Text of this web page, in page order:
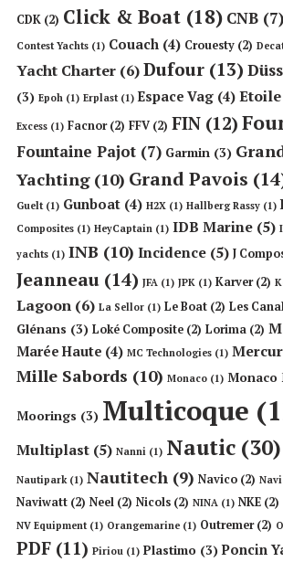
CDK (2) Click & Boat (18) CNB (7)
Contest Yachts (1) Couach (4) Crouesty (2)
Yacht Charter (6)Dufour (13)
(3) Epoh (1) Erplast (1) Espace Vag (4)
Excess (1) Facnor(2) FFV (2) FIN (12)
Fountaine Pajot (7) Garmin (3)
Yachting(10) Grand Pavois
Guelt (1) Gunboat (4) H2X (1) Hallberg Rassy (1)
Composites (1) HeyCaptain (1) IDB Marine (5)
yachts (1) INB (10) Incidence (5) J
Jeanneau (14) JFA (1) JPK (1) Karver(2)
Lagoon (6) La Sellor (1) Le Boat (2) Les
Glénans (3) Loké Composite (2) Lorima (2)
Marée Haute (4) MC Technologies (1)
Mille Sabords (10) Monaco (1) Monaco
Moorings (3) Multicoque
Multiplast (5) Nanni (1) Nautic (30)
Nautipark (1) Nautitech (9) Navico (2)
Naviwatt (2) Neel (2) Nicols (2) NINA (1) NKE (2)
NV Equipment (1) Orangemarine (1) Outremer(2)
PDF (11) Piriou (1) Plastimo (3) Poncin